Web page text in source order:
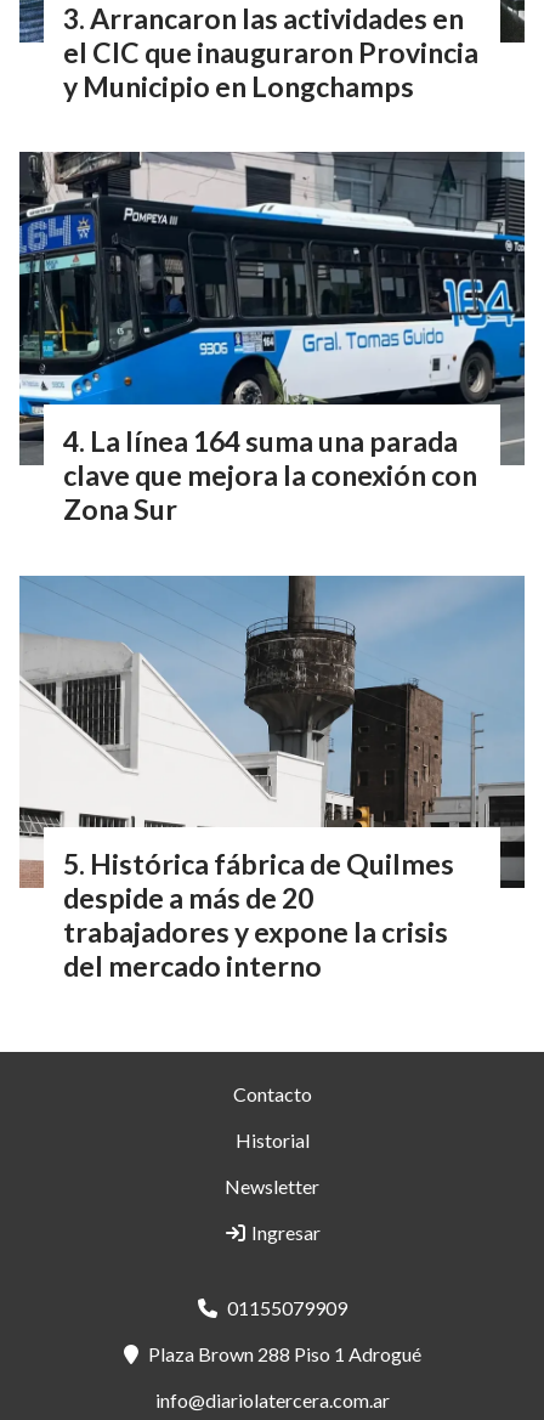
Arrancaron las actividades en
el CIC que inauguraron Provincia
y Municipio en Longchamps
La línea 164 suma una parada
clave que mejora la conexión con
Zona Sur
Histórica fábrica de Quilmes
despide a más de 20
trabajadores y expone la crisis
del mercado interno
Contacto
Historial
Newsletter
Ingresar
01155079909
Plaza Brown 288 Piso 1 Adrogué
info@diariolatercera.com.ar